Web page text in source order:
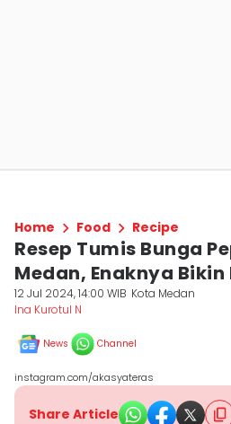
Home Food Recipe
Resep Tumis Bunga
Medan, Enaknya
12 Jul 2024, 14:00 WIB Kota Medan
Ina Kurotul N
News Channel
instagram.com/akasyateras
Share Article